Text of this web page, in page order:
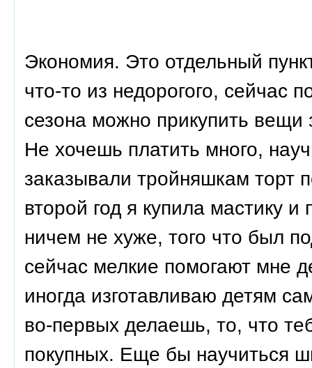
Экономия. Это отдельный
что-то из недорогого, сейчас
сезона можно прикупить
Не хочешь платить много,
заказывали тройняшкам торт
второй год я купила мастику
ничем не хуже, того что был
сейчас мелкие помогают мне
иногда изготавливаю детям
во-первых делаешь, то, что
покупных. Еще бы научиться